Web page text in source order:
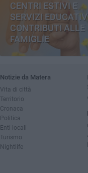
CENTRI ESTIVI E
SERVIZI
CONTRIBUTI ALLE
FAMIGLIE
Notizie da Matera
Vita di città
Territorio
Cronaca
Politica
Enti locali
Turismo
Nightlife